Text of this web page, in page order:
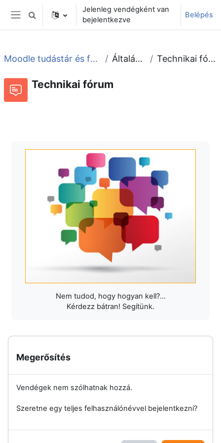
Tovább a fő tartalomhoz
Oldalpanel
Keresési bemeneti adatok váltása
Jelenleg vendégként van
bejelentkezve
Belépés
Moodle tudástár és fórum Általános Technikai fórum
Technikai fórum
Nem tudod, hogy hogyan kell?...
Kérdezz bátran! Segítünk.
Megerősítés
Vendégek nem szólhatnak hozzá.
Szeretne egy teljes felhasználónévvel bejelentkezni?